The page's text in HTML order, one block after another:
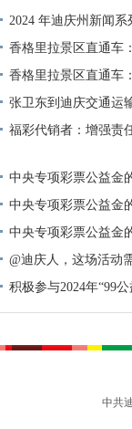
2024 年迪庆州新闻
单公示
香格里拉景区直通车
香格里拉景区直通车
张卫东到迪庆交通运
福彩代销者：增强责
中央专项彩票公益金
中央专项彩票公益金
中央专项彩票公益金
@迪庆人，这场活动
积极参与2024年“99
动倡议书